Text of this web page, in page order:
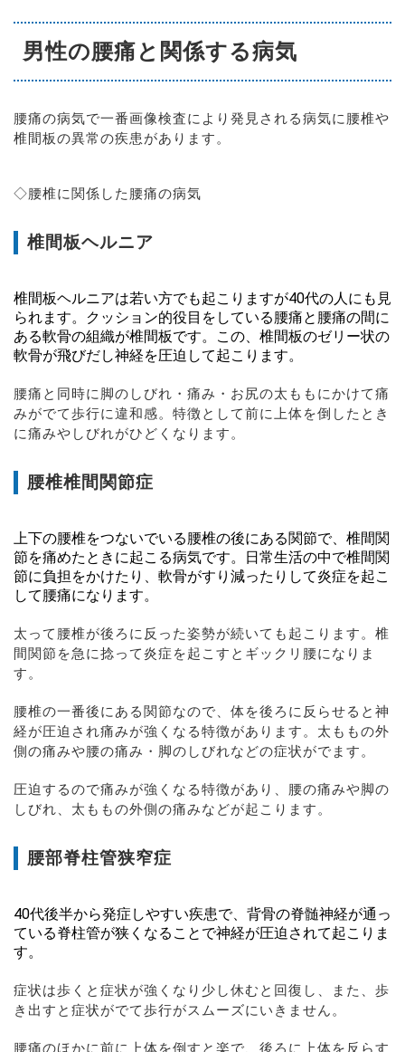
男性の腰痛と関係する病気
腰痛の病気で一番画像検査により発見される病気に腰椎や
椎間板の異常の疾患があります。
◇腰椎に関係した腰痛の病気
椎間板ヘルニア
椎間板ヘルニアは若い方でも起こりますが40代の人にも見
られます。クッション的役目をしている腰痛と腰痛の間に
ある軟骨の組織が椎間板です。この、椎間板のゼリー状の
軟骨が飛びだし神経を圧迫して起こります。
腰痛と同時に脚のしびれ・痛み・お尻の太ももにかけて痛
みがでて歩行に違和感。特徴として前に上体を倒したとき
に痛みやしびれがひどくなります。
腰椎椎間関節症
上下の腰椎をつないでいる腰椎の後にある関節で、椎間関
節を痛めたときに起こる病気です。日常生活の中で椎間関
節に負担をかけたり、軟骨がすり減ったりして炎症を起こ
して腰痛になります。
太って腰椎が後ろに反った姿勢が続いても起こります。椎
間関節を急に捻って炎症を起こすとギックリ腰になりま
す。
腰椎の一番後にある関節なので、体を後ろに反らせると神
経が圧迫され痛みが強くなる特徴があります。太ももの外
側の痛みや腰の痛み・脚のしびれなどの症状がでます。
圧迫するので痛みが強くなる特徴があり、腰の痛みや脚の
しびれ、太ももの外側の痛みなどが起こります。
腰部脊柱管狭窄症
40代後半から発症しやすい疾患で、背骨の脊髄神経が通っ
ている脊柱管が狭くなることで神経が圧迫されて起こりま
す。
症状は歩くと症状が強くなり少し休むと回復し、また、歩
き出すと症状がでて歩行がスムーズにいきません。
腰痛のほかに前に上体を倒すと楽で、後ろに上体を反らす